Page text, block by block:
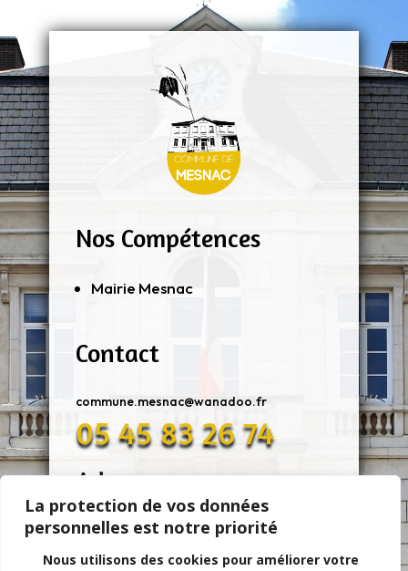
La protection de vos données
personnelles est notre priorité
Nous utilisons des cookies pour améliorer votre
Nos Compétences
Mairie Mesnac
Contact
commune.mesnac@wanadoo.fr
05 45 83 26 74
Adresse
11 Rue De Mairie 16370 MESNAC